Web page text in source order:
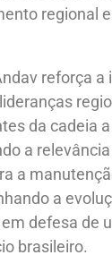
regional
reforça a
da cadeia
a
a
a
defesa de
brasileiro.